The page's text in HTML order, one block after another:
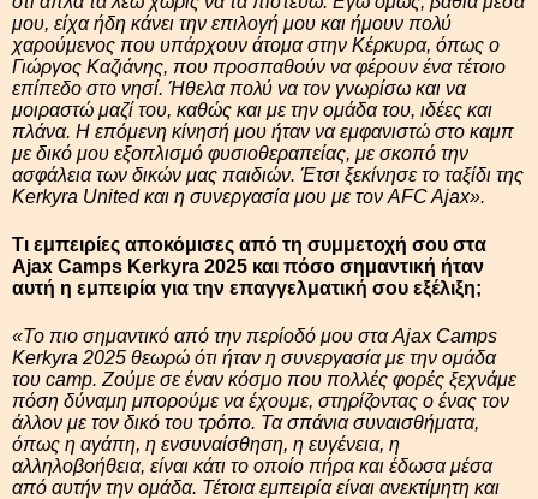
μου, είχα ήδη κάνει την επιλογή μου και ήμουν πολύ
χαρούμενος που υπάρχουν άτομα στην Κέρκυρα, όπως ο
Γιώργος Καζιάνης, που προσπαθούν να φέρουν ένα τέτοιο
επίπεδο στο νησί. Ήθελα πολύ να τον γνωρίσω και να
μοιραστώ μαζί του, καθώς και με την ομάδα του, ιδέες και
πλάνα. Η επόμενη κίνησή μου ήταν να εμφανιστώ στο καμπ
με δικό μου εξοπλισμό φυσιοθεραπείας, με σκοπό την
ασφάλεια των δικών μας παιδιών. Έτσι ξεκίνησε το ταξίδι της
Kerkyra United και η συνεργασία μου με τον AFC Ajax».
Τι εμπειρίες αποκόμισες από τη συμμετοχή σου στα
Ajax Camps Kerkyra 2025 και πόσο σημαντική ήταν
αυτή η εμπειρία για την επαγγελματική σου εξέλιξη;
«Το πιο σημαντικό από την περίοδό μου στα Ajax Camps
Kerkyra 2025 θεωρώ ότι ήταν η συνεργασία με την ομάδα
του camp. Ζούμε σε έναν κόσμο που πολλές φορές ξεχνάμε
πόση δύναμη μπορούμε να έχουμε, στηρίζοντας ο ένας τον
άλλον με τον δικό του τρόπο. Τα σπάνια συναισθήματα,
όπως η αγάπη, η ενσυναίσθηση, η ευγένεια, η
αλληλοβοήθεια, είναι κάτι το οποίο πήρα και έδωσα μέσα
από αυτήν την ομάδα. Τέτοια εμπειρία είναι ανεκτίμητη και